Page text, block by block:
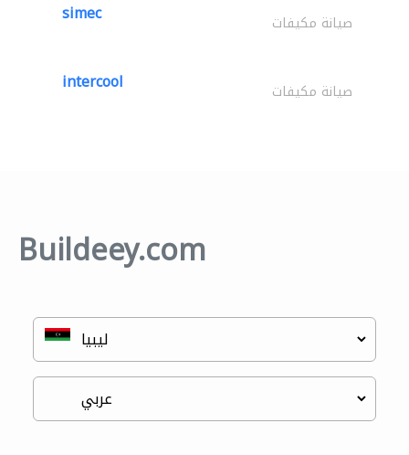
simec صيانة مكيفات
intercool صيانة مكيفات
Buildeey.com